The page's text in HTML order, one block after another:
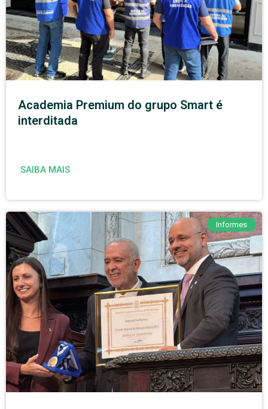
Academia Premium do grupo Smart é
interditada
SAIBA MAIS
Informes